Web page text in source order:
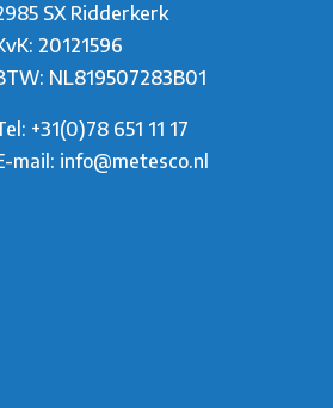
SX Ridderkerk
20121596
NL819507283B01
+31(0)78 651 11 17
mail: info@metesco.nl